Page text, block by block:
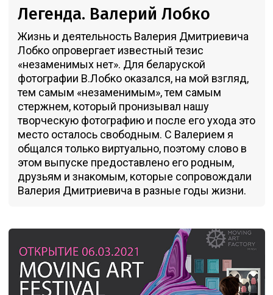
Легенда. Валерий Лобко
Жизнь и деятельность Валерия Дмитриевича
Лобко опровергает известный тезис
«незаменимых нет». Для беларуской
фотографии В.Лобко оказался, на мой взгляд,
тем самым «незаменимым», тем самым
стержнем, который пронизывал нашу
творческую фотографию и после его ухода это
место осталось свободным. С Валерием я
общался только виртуально, поэтому слово в
этом выпуске предоставлено его родным,
друзьям и знакомым, которые сопровождали
Валерия Дмитриевича в разные годы жизни.